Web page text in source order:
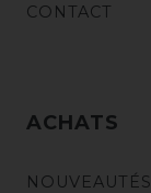
CONTACT
ACHATS
NOUVEAUTÉS